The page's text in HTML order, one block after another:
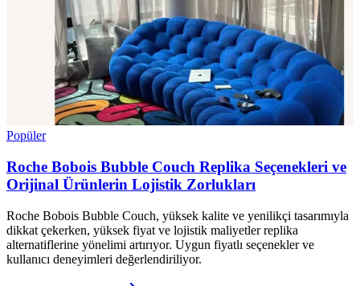
Popüler
Roche Bobois Bubble Couch Replika Seçenekleri ve
Orijinal Ürünlerin Lojistik Zorlukları
Roche Bobois Bubble Couch, yüksek kalite ve yenilikçi tasarımıyla
dikkat çekerken, yüksek fiyat ve lojistik maliyetler replika
alternatiflerine yönelimi artırıyor. Uygun fiyatlı seçenekler ve
kullanıcı deneyimleri değerlendiriliyor.